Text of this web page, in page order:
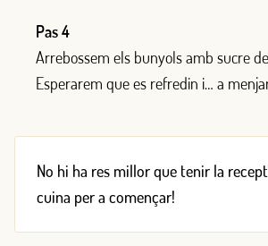
Pas 4
Arrebossem els bunyols amb sucre
Esperarem que es refredin i… a
No hi ha res millor que tenir la
cuina per a començar!